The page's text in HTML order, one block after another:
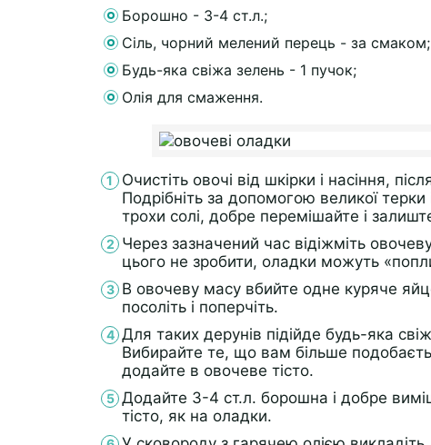
Борошно - 3-4 ст.л.;
Сіль, чорний мелений перець - за смаком;
Будь-яка свіжа зелень - 1 пучок;
Олія для смаження.
Очистіть овочі від шкірки і насіння,
Подрібніть за допомогою великої
трохи солі, добре перемішайте і
Через зазначений час відіжміть
цього не зробити, оладки можуть
В овочеву масу вбийте одне куряче
посоліть і поперчіть.
Для таких дерунів підійде будь-яка
Вибирайте те, що вам більше
додайте в овочеве тісто.
Додайте 3-4 ст.л. борошна і добре
тісто, як на оладки.